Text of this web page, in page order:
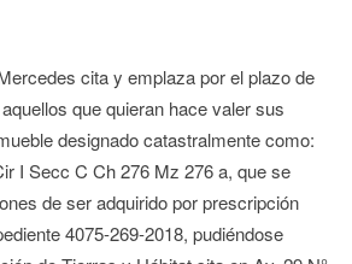
cita y emplaza por el plazo de
que quieran hace valer sus
designado catastralmente como:
I Secc C Ch 276 Mz 276 a, que se
de ser adquirido por prescripción
4075-269-2018, pudiéndose